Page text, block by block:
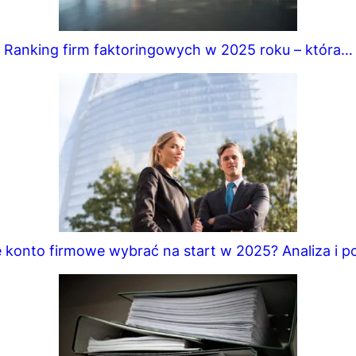
Ranking firm faktoringowych w 2025 roku – która…
konto firmowe wybrać na start w 2025? Analiza i